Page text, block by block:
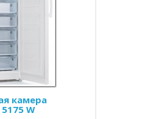
камера
5175 W